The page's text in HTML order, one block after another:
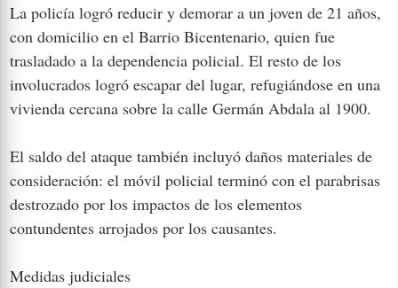
La policía logró reducir y demorar a un joven de 21 años,
con domicilio en el Barrio Bicentenario, quien fue
trasladado a la dependencia policial. El resto de los
involucrados logró escapar del lugar, refugiándose en una
vivienda cercana sobre la calle Germán Abdala al 1900.
El saldo del ataque también incluyó daños materiales de
consideración: el móvil policial terminó con el parabrisas
destrozado por los impactos de los elementos
contundentes arrojados por los causantes.
Medidas judiciales